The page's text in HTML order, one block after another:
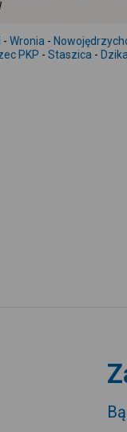
- Wronia -
PKP - Staszica -